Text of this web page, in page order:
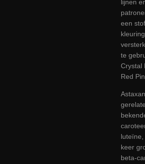
lijnen
een
te
Crystal
Red
keer
beta-